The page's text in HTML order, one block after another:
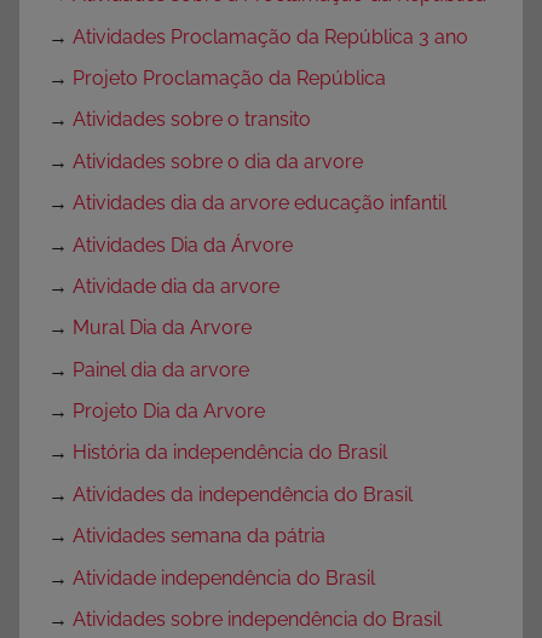
→ Atividades Proclamação da República 3 ano
→ Projeto Proclamação da República
→ Atividades sobre o transito
→ Atividades sobre o dia da arvore
→ Atividades dia da arvore educação infantil
→ Atividades Dia da Árvore
→ Atividade dia da arvore
→ Mural Dia da Arvore
→ Painel dia da arvore
→ Projeto Dia da Arvore
→ História da independência do Brasil
→ Atividades da independência do Brasil
→ Atividades semana da pátria
→ Atividade independência do Brasil
→ Atividades sobre independência do Brasil